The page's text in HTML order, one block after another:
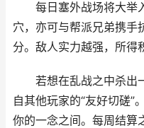
每日塞外战场将大举
穴，亦可与帮派兄弟携手
分。敌人实力越强，所得
若想在乱战之中杀出
自其他玩家的“友好切磋”
你的一念之间。每周结算